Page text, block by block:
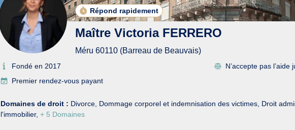
Répond rapidement
Maître Victoria FERRERO
Méru 60110 (Barreau de Beauvais)
Fondé en 2017
N’accepte pas l’aide
Premier rendez-vous payant
Domaines de droit : Divorce Dommage corporel et indemnisation des victimes Droit
l'immobilier + 5 Domaines